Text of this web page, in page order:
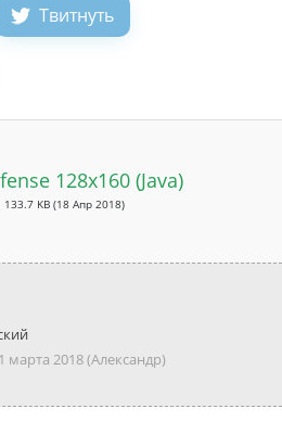
Твитнуть
128x160 (Java)
133.7 KB (18 Апр 2018)
марта 2018(Александр)